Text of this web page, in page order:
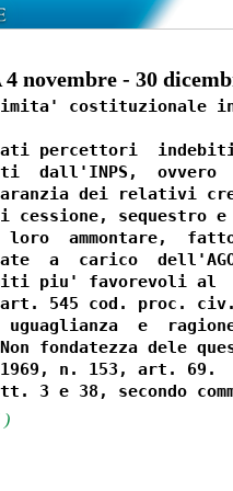
novembre - 30
costituzionale
percettori
dall'INPS,  ovvero
dei relativi
cessione, sequestro
loro  ammontare,
a  carico
piu' favorevoli al
545 cod. proc.
uguaglianza  e
fondatezza dele
n. 153, art. 69.
)